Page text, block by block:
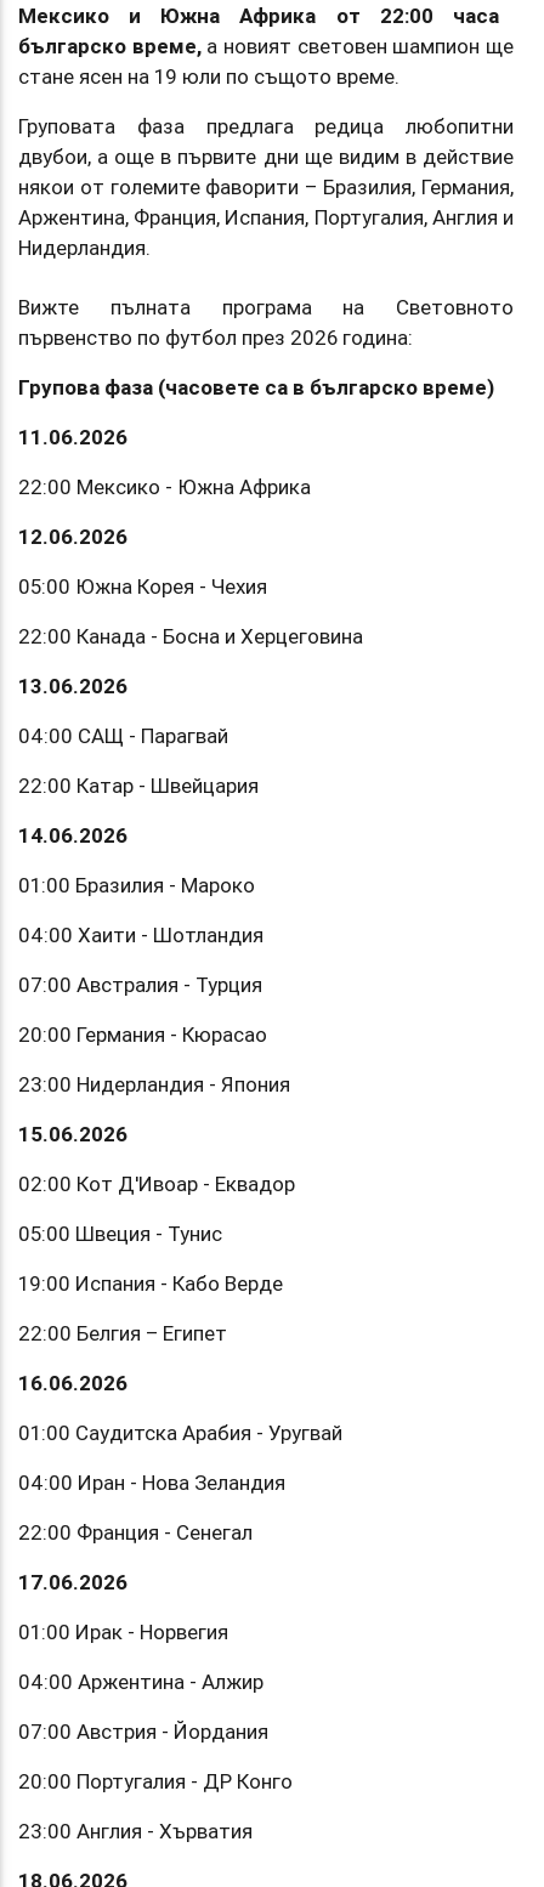
Мексико и Южна Африка от 22:00 часа
българско време, а новият световен шампион ще
стане ясен на 19 юли по същото време.
Груповата фаза предлага редица любопитни
двубои, а още в първите дни ще видим в действие
някои от големите фаворити – Бразилия, Германия,
Аржентина, Франция, Испания, Португалия, Англия и
Нидерландия.
Вижте пълната програма на Световното
първенство по футбол през 2026 година:
Групова фаза (часовете са в българско време)
11.06.2026
22:00 Мексико - Южна Африка
12.06.2026
05:00 Южна Корея - Чехия
22:00 Канада - Босна и Херцеговина
13.06.2026
04:00 САЩ - Парагвай
22:00 Катар - Швейцария
14.06.2026
01:00 Бразилия - Мароко
04:00 Хаити - Шотландия
07:00 Австралия - Турция
20:00 Германия - Кюрасао
23:00 Нидерландия - Япония
15.06.2026
02:00 Кот Д'Ивоар - Еквадор
05:00 Швеция - Тунис
19:00 Испания - Кабо Верде
22:00 Белгия – Египет
16.06.2026
01:00 Саудитска Арабия - Уругвай
04:00 Иран - Нова Зеландия
22:00 Франция - Сенегал
17.06.2026
01:00 Ирак - Норвегия
04:00 Аржентина - Алжир
07:00 Австрия - Йордания
20:00 Португалия - ДР Конго
23:00 Англия - Хърватия
18.06.2026